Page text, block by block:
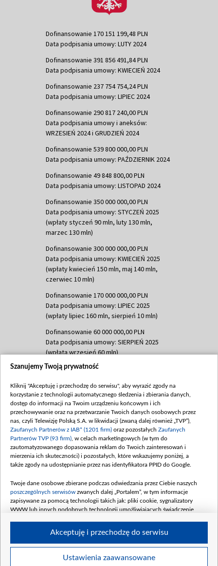
Dofinansowanie 170 151 199,48 PLN
Data podpisania umowy: LUTY 2024
Dofinansowanie 391 856 491,84 PLN
Data podpisania umowy: KWIECIEŃ 2024
Dofinansowanie 237 754 754,24 PLN
Data podpisania umowy: LIPIEC 2024
Dofinansowanie 290 817 240,00 PLN
Data podpisania umowy i aneksów:
WRZESIEŃ 2024 i GRUDZIEŃ 2024
Dofinansowanie 539 800 000,00 PLN
Data podpisania umowy: PAŹDZIERNIK 2024
Dofinansowanie 49 848 800,00 PLN
Data podpisania umowy: LISTOPAD 2024
Dofinansowanie 350 000 000,00 PLN
Data podpisania umowy: STYCZEŃ 2025
(wpłaty styczeń 90 mln, luty 130 mln,
marzec 130 mln)
Dofinansowanie 300 000 000,00 PLN
Data podpisania umowy: KWIECIEŃ 2025
(wpłaty kwiecień 150 mln, maj 140 mln,
czerwiec 10 mln)
Dofinansowanie 170 000 000,00 PLN
Data podpisania umowy: LIPIEC 2025
(wpłaty lipiec 160 mln, sierpień 10 mln)
Dofinansowanie 60 000 000,00 PLN
Data podpisania umowy: SIERPIEŃ 2025
(wpłata wrzesień 60 mln)
Dofinansowanie 635 783 051,21 PLN
(wpłata wrzesień 100 mln, październik 350
mln, listopad 265 mln)
Dofinansowanie 48 862 000,00 PLN
Data podpisania umowy: GRUDZIEŃ 2025
(wpłata grudzień 60,548 mln)
Dofinansowanie 900 000 000,00 PLN
Data podpisania umowy: LUTY 2026 (wpłata
kwiecień 180 mln, 7 maja 180 mln, 8
czerwca 90 mln)
Dofinansowanie 250 000 000,00 PLN
4 sierpnia 250 mln
Szanujemy Twoją prywatność
Kliknij "Akceptuję i przechodzę do serwisu", aby wyrazić zgody na
korzystanie z technologii automatycznego śledzenia i zbierania danych,
dostęp do informacji na Twoim urządzeniu końcowym i ich
przechowywanie oraz na przetwarzanie Twoich danych osobowych przez
nas, czyli Telewizję Polską S.A. w likwidacji (zwaną dalej również „TVP”),
Zaufanych Partnerów z IAB* (1201 firm) oraz pozostałych Zaufanych
Partnerów TVP (93 firm) , w celach marketingowych (w tym do
zautomatyzowanego dopasowania reklam do Twoich zainteresowań i
mierzenia ich skuteczności) i pozostałych, które wskazujemy poniżej, a
także zgody na udostępnianie przez nas identyfikatora PPID do Google.
Twoje dane osobowe zbierane podczas odwiedzania przez Ciebie naszych
poszczególnych serwisów zwanych dalej „Portalem”, w tym informacje
zapisywane za pomocą technologii takich jak: pliki cookie, sygnalizatory
WWW lub innych podobnych technologii umożliwiających świadczenie
Twoje dane osobowe zbierane podczas odwiedzania przez Ciebie
Ustawienia zaawansowane
Akceptuję i przechodzę do serwisu